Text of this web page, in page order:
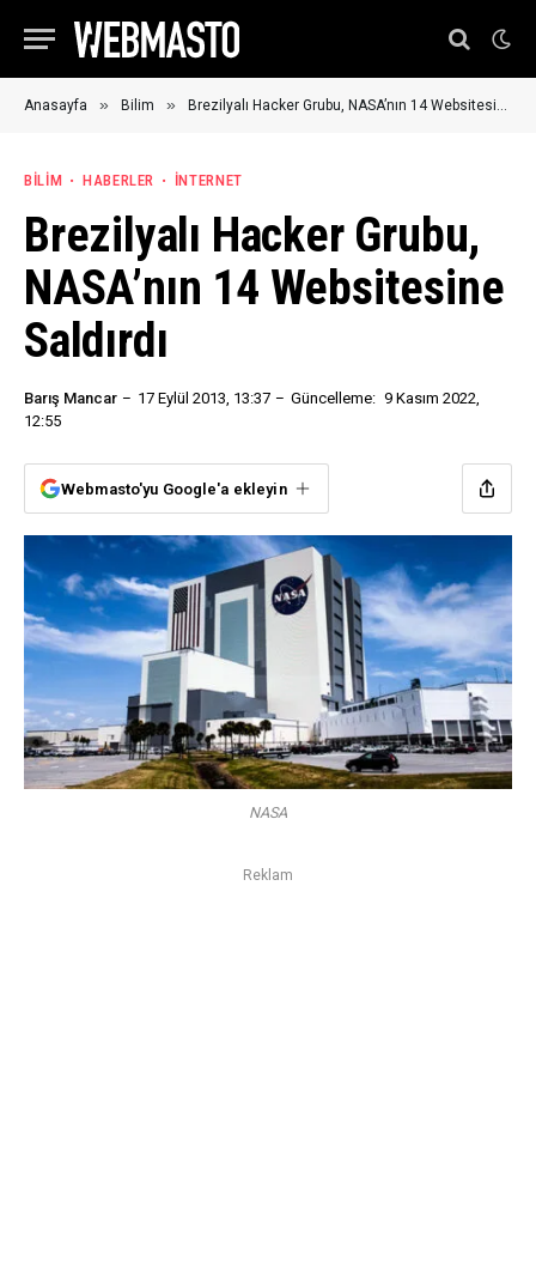
Anasayfa » Bilim » Brezilyalı Hacker Grubu, NASA’nın 14 Websitesine Saldırdı
BILIM HABERLER İNTERNET
Brezilyalı Hacker Grubu,
NASA’nın 14 Websitesine
Saldırdı
Barış Mancar 17 Eylül 2013, 13:37 Güncelleme: 9 Kasım 2022,
12:55
Webmasto'yu Google'a ekleyin
NASA
Reklam